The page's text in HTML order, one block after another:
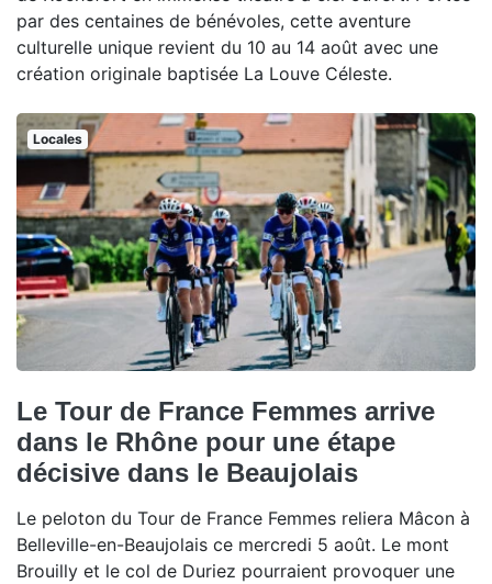
par des centaines de bénévoles, cette aventure
culturelle unique revient du 10 au 14 août avec une
création originale baptisée La Louve Céleste.
Locales
Le Tour de France Femmes arrive
dans le Rhône pour une étape
décisive dans le Beaujolais
Le peloton du Tour de France Femmes reliera Mâcon à
Belleville-en-Beaujolais ce mercredi 5 août. Le mont
Brouilly et le col de Duriez pourraient provoquer une